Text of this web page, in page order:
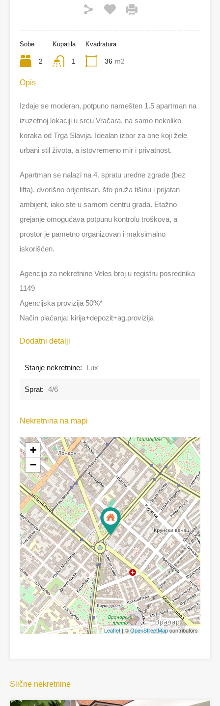
Sobe
2
Kupatila
1
Kvadratura
36 m2
Opis
Izdaje se moderan, potpuno namešten 1.5 apartman na
izuzetnoj lokaciji u srcu Vračara, na samo nekoliko
koraka od Trga Slavija. Idealan izbor za one koji žele
urbani stil života, a istovremeno mir i privatnost.
Apartman se nalazi na 4. spratu uredne zgrade (bez
lifta), dvorišno orijentisan, što pruža tišinu i prijatan
ambijent, iako ste u samom centru grada. Etažno
grejanje omogućava potpunu kontrolu troškova, a
prostor je pametno organizovan i maksimalno
iskorišćen.
Agencija za nekretnine Veles broj u registru posrednika
1149
Agencijska provizija 50%*
Način plaćanja: kirija+depozit+ag.provizija
Dodatni detalji
Stanje nekretnine: Lux
Sprat: 4/6
Nekretnina na mapi
+
−
Leaflet| ©OpenStreetMapcontributors
Slične nekretnine